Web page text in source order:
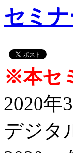
セミ
※本セ
2020年
デジタ